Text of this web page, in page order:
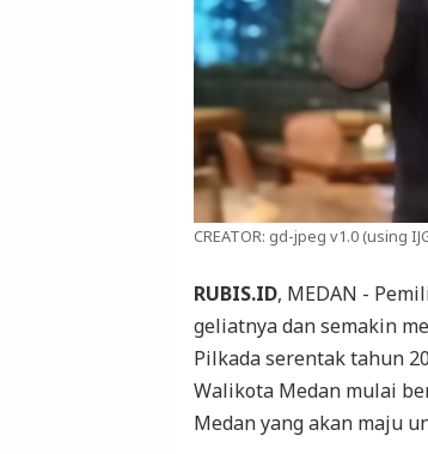
CREATOR: gd-jpeg v1.0 (using
RUBIS.ID, MEDAN -
geliatnya dan semakin
Pilkada serentak tahun
Walikota Medan mulai
Medan yang akan maju